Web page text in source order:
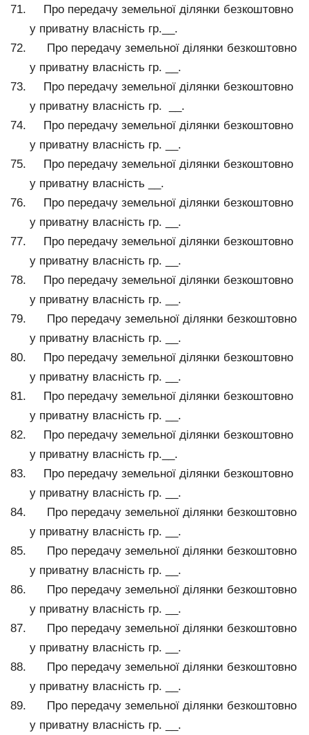
Про передачу земельної ділянки безкоштовно
у приватну власність гр.__.
Про передачу земельної ділянки безкоштовно
у приватну власність гр. __.
Про передачу земельної ділянки безкоштовно
у приватну власність гр. __.
Про передачу земельної ділянки безкоштовно
у приватну власність гр. __.
Про передачу земельної ділянки безкоштовно
у приватну власність __.
Про передачу земельної ділянки безкоштовно
у приватну власність гр. __.
Про передачу земельної ділянки безкоштовно
у приватну власність гр. __.
Про передачу земельної ділянки безкоштовно
у приватну власність гр. __.
Про передачу земельної ділянки безкоштовно
у приватну власність гр. __.
Про передачу земельної ділянки безкоштовно
у приватну власність гр. __.
Про передачу земельної ділянки безкоштовно
у приватну власність гр. __.
Про передачу земельної ділянки безкоштовно
у приватну власність гр.__.
Про передачу земельної ділянки безкоштовно
у приватну власність гр. __.
Про передачу земельної ділянки безкоштовно
у приватну власність гр. __.
Про передачу земельної ділянки безкоштовно
у приватну власність гр. __.
Про передачу земельної ділянки безкоштовно
у приватну власність гр. __.
Про передачу земельної ділянки безкоштовно
у приватну власність гр. __.
Про передачу земельної ділянки безкоштовно
у приватну власність гр. __.
Про передачу земельної ділянки безкоштовно
у приватну власність гр. __.